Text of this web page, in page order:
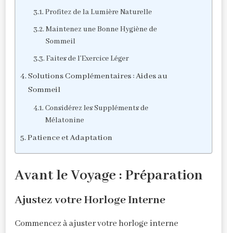
Profitez de la Lumière Naturelle
Maintenez une Bonne Hygiène de
Sommeil
Faites de l’Exercice Léger
Solutions Complémentaires : Aides au
Sommeil
Considérez les Suppléments de
Mélatonine
Patience et Adaptation
Avant le Voyage : Préparation
Ajustez votre Horloge Interne
Commencez à ajuster votre horloge interne